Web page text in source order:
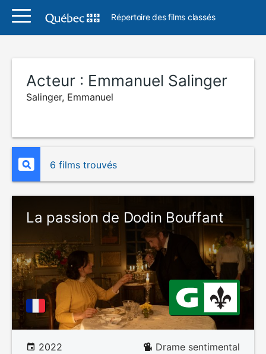
Répertoire des films classés
Acteur : Emmanuel Salinger
Salinger, Emmanuel
6 films trouvés
La passion de Dodin Bouffant
2022 Drame sentimental